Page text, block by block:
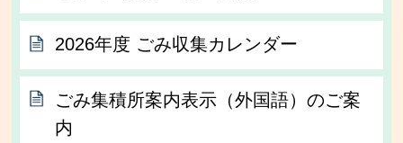
2026年度 ごみ収集カレンダー
ごみ集積所案内表示（外国語）のご案
内